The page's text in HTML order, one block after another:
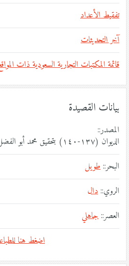
تفقيط الأعداد
آخر التحديثات
قائمة المكتبات التجارية السعودية ذات
بيانات القصيدة
المصدر::
الديوان (١٣٧-١٤٠) بتحقيق محمد أبو الفضل إبراهيم، دار المعارف
البحر::طويل
الروي::دال
العصر::جاهلي
اضغط هنا